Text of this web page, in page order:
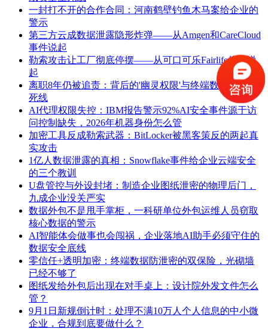
一封打不开的合作合同：河南鹤壁钓鱼木马案给企业的
警示
第三方云成数据泄露隐形炸弹——从Amgen和CareCloud
事件说起
勒索攻击让工厂彻底停摆——从可口可乐Fairlife停产说
起
离职8年仍被追责：背后的'幽灵权限'与终端数据移交生
死线
AI代理权限失控：IBM报告警示92%AI安全事件源于访
问控制缺失，2026年机器身份怎么管
加密工具反成勒索武器：BitLocker被黑客策反的两起真
实攻击
1亿人数据泄露的真相：Snowflake事件给企业云端安全
的三个教训
U盘管控与外设封堵：制造企业图纸泄密的物理后门，
九成企业没关严实
数据外包不是甩手掌柜，一科研单位外包运维人员窃取
核心数据的警示
AI智能体会做事也会闯祸，企业落地AI助手必须守住的
数据安全底线
零信任+透明加密：终端数据防泄密的双保险，光砌墙
已经不够了
图纸发给外包后出现在对手桌上：设计院外发文件怎么
管？
9月1日新规倒计时：处理不满10万人个人信息的中小微
企业，合规到底要做什么？